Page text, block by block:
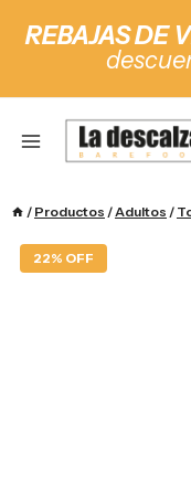
REBAJAS DE
/ Productos /Adultos /
22% OFF